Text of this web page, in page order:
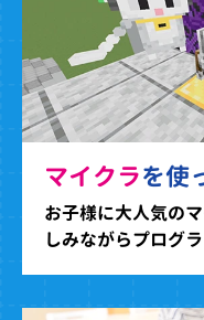
マイクラを使
お子様に大人気の
しみながらプログ